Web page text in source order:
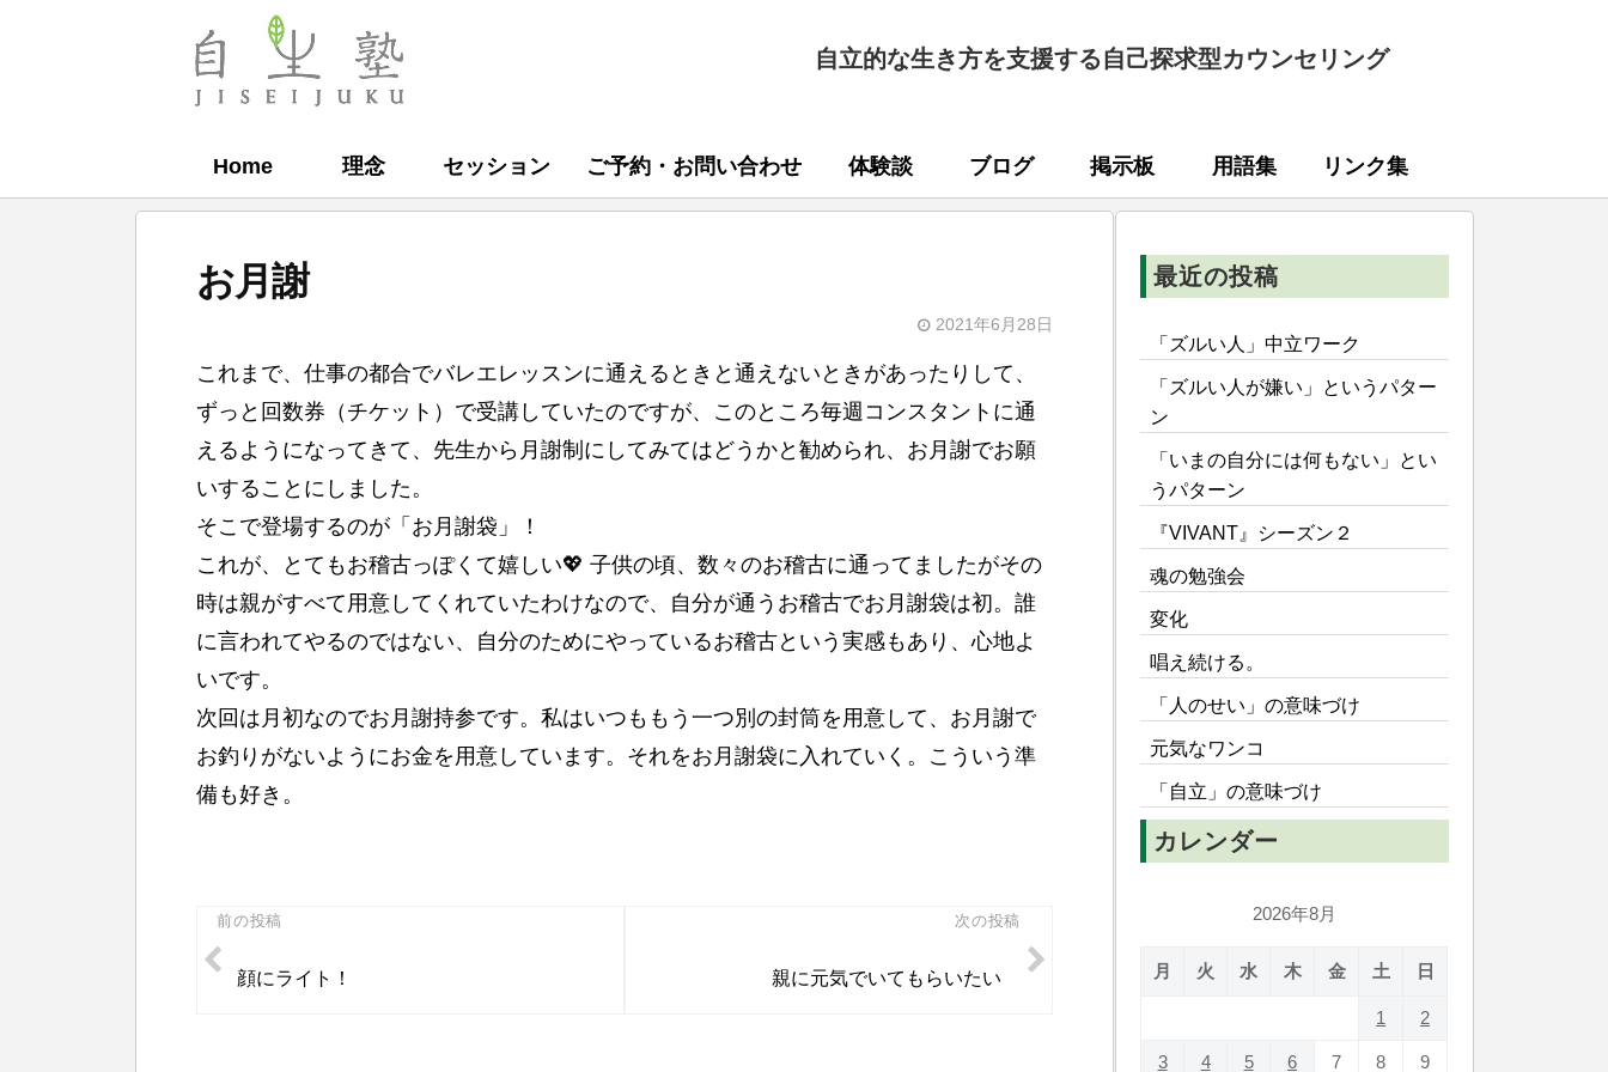
自
自立的な生き方を支援する自己探求型カウンセリング
Home 理念 セッション ご予約・お問い合わせ 体験談 ブログ 掲示板 用語集 リンク集
お月謝
2021年6月28日
自
生
塾
これまで、仕事の都合でバレエレッスンに通えるときと通えないときがあったりして、
ずっと回数券（チケット）で受講していたのですが、このところ毎週コンスタントに通
えるようになってきて、先生から月謝制にしてみてはどうかと勧められ、お月謝でお願
いすることにしました。
そこで登場するのが「お月謝袋」！
これが、とてもお稽古っぽくて嬉しい💖 子供の頃、数々のお稽古に通ってましたがその
時は親がすべて用意してくれていたわけなので、自分が通うお稽古でお月謝袋は初。誰
に言われてやるのではない、自分のためにやっているお稽古という実感もあり、心地よ
いです。
次回は月初なのでお月謝持参です。私はいつももう一つ別の封筒を用意して、お月謝で
お釣りがないようにお金を用意しています。それをお月謝袋に入れていく。こういう準
備も好き。
投
稿
前の投稿
顔にライト！
次の投稿
親に元気でいてもらいたい
最近の投稿
「ズルい人」中立ワーク
「ズルい人が嫌い」というパター
ン
「いまの自分には何もない」とい
うパターン
『VIVANT』シーズン２
魂の勉強会
変化
唱え続ける。
「人のせい」の意味づけ
元気なワンコ
「自立」の意味づけ
カレンダー
2026年8月
月 火 水 木 金 土 日
1 2
3 4 5 6 7 8 9